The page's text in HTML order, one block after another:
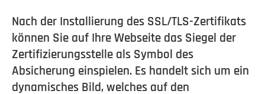
Nach der Installierung des SSL/TLS-Zertifikats
können Sie auf Ihre Webseite das Siegel der
Zertifizierungsstelle als Symbol des
Absicherung einspielen. Es handelt sich um ein
dynamisches Bild, welches auf den